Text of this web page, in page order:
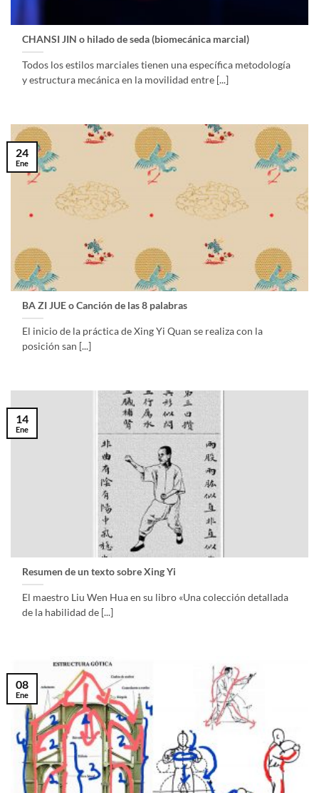
CHANSI JIN o hilado de seda (biomecánica marcial)
Todos los estilos marciales tienen una específica metodología
y estructura mecánica en la movilidad entre [...]
BA ZI JUE o Canción de las 8 palabras
El inicio de la práctica de Xing Yi Quan se realiza con la
posición san [...]
24
Ene
Resumen de un texto sobre Xing Yi
El maestro Liu Wen Hua en su libro «Una colección detallada
de la habilidad de [...]
14
Ene
08
Ene